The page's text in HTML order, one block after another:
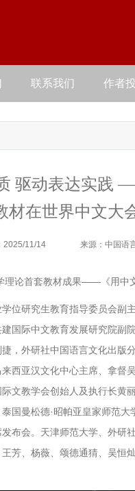
联系我们 作者
驱动表达实践
材在世界中文大
2025/11/14 来源：中国语
理论首套教材成果——《用中
位研究生教育指导委员会副
国际中文教育发展研究院副
，外研社中国语言文化出版
西亚汉文化中心主席、拿
文教学会创始人及执行长黄
国曼松德·昭帕亚皇家师范
布会。天津师范大学、外研
芳、杨薇、颂德通猜、吴恒